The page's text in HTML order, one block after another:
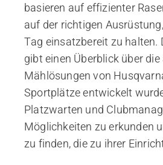
basieren auf effizienter
auf der richtigen
Tag einsatzbereit zu halten.
gibt einen Überblick über
Mählösungen von
Sportplätze entwickelt
Platzwarten und
Möglichkeiten zu erkunden
zu finden, die zu ihrer